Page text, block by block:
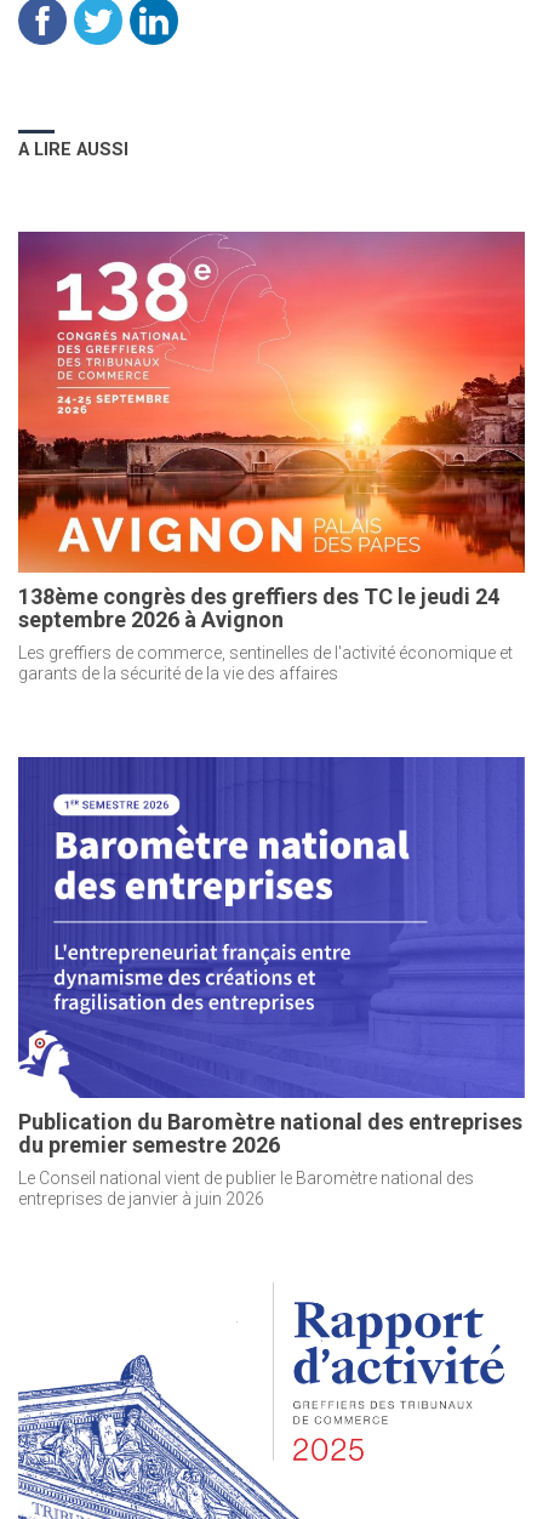
A LIRE AUSSI
138ème congrès des greffiers des TC le jeudi 24
septembre 2026 à Avignon
Les greffiers de commerce, sentinelles de l'activité économique et
garants de la sécurité de la vie des affaires
Publication du Baromètre national des entreprises
du premier semestre 2026
Le Conseil national vient de publier le Baromètre national des
entreprises de janvier à juin 2026